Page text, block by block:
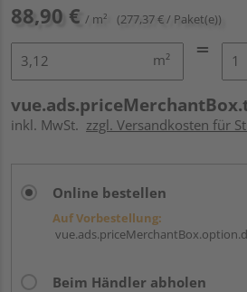
88,90 € / m² (277,37 € / Paket(e))
m²
inkl. MwSt. zzgl. Versandkosten für
Online bestellen
Auf Vorbestellung:
Beim Händler abholen